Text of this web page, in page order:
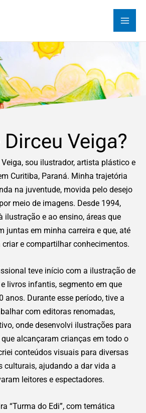
Veiga?
sou ilustrador, artista plástico e
Curitiba, Paraná. Minha trajetória
na juventude, movida pelo desejo
meio de imagens. Desde 1994,
ilustração e ao ensino, áreas que
juntas em minha carreira e que, até
criar e compartilhar conhecimentos.
teve início com a ilustração de
livros infantis, segmento em que
anos. Durante esse período, tive a
com editoras renomadas,
onde desenvolvi ilustrações para
alcançaram crianças em todo o
conteúdos visuais para diversas
culturais, ajudando a dar vida a
leitores e espectadores.
“Turma do Edi”, com temática